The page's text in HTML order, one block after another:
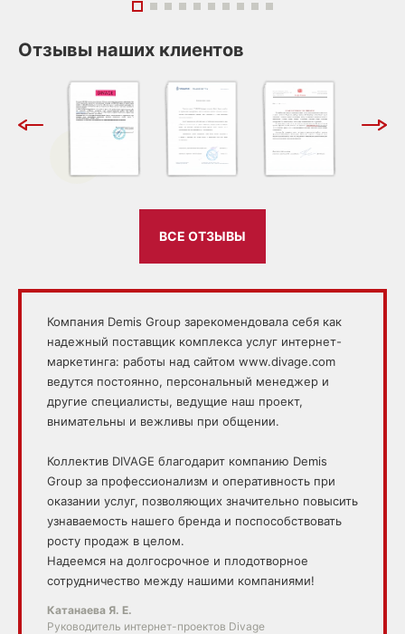
Отзывы наших клиентов
ВСЕ ОТЗЫВЫ
Компания Demis Group зарекомендовала себя как
надежный поставщик комплекса услуг интернет-
маркетинга: работы над сайтом www.divage.com
ведутся постоянно, персональный менеджер и
другие специалисты, ведущие наш проект,
внимательны и вежливы при общении.
Коллектив DIVAGE благодарит компанию Demis
Group за профессионализм и оперативность при
оказании услуг, позволяющих значительно повысить
узнаваемость нашего бренда и поспособствовать
росту продаж в целом.
Надеемся на долгосрочное и плодотворное
сотрудничество между нашими компаниями!
Катанаева Я. Е.
Руководитель интернет-проектов Divage